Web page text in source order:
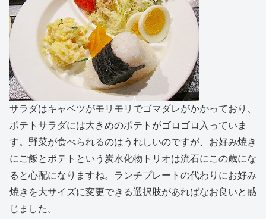
サラダはキャベツがモリモリでゴマダレがかかっており、
ポテトサラダには大きめのポテトがゴロゴロ入っていま
す。野菜が食べられるのはうれしいのですが、お好み焼き
にご飯とポテトという炭水化物トリオは流石にこの歳にな
ると心配になりますね。ランチプレートの代わりにお好み
焼きを大サイズに変更できる選択肢があればなお良いと感
じました。